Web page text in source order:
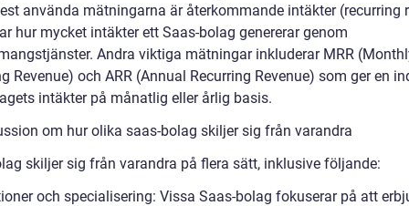
använda mätningarna är återkommande intäkter (recurring
hur mycket intäkter ett Saas-bolag genererar genom
Andra viktiga mätningar inkluderar MRR
Revenue) och ARR (Annual Recurring Revenue) som ger en
intäkter på månatlig eller årlig basis.
om hur olika saas-bolag skiljer sig från varandra
skiljer sig från varandra på flera sätt, inklusive följande:
och specialisering: Vissa Saas-bolag fokuserar på att